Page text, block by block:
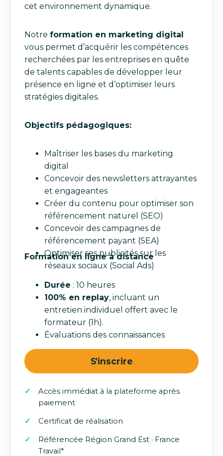
cet environnement dynamique.
Notre formation en marketing digital
vous permet d’acquérir les compétences
recherchées par les entreprises en quête
de talents capables de développer leur
présence en ligne et d’optimiser leurs
stratégies digitales.
Objectifs pédagogiques:
Maîtriser les bases du marketing
digital
Concevoir des newsletters attrayantes
et engageantes
Créer du contenu pour optimiser son
référencement naturel (SEO)
Concevoir des campagnes de
référencement payant (SEA)
Optimiser ses publicités sur les
réseaux sociaux (Social Ads)
Formation en ligne à distance
Durée : 10 heures
100% en replay, incluant un
entretien individuel offert avec le
formateur (1h).
Évaluations des connaissances
quantité
de
en
marketing
digital
découvrez
S'inscrire
Accès immédiat à la plateforme après
paiement
Certificat de réalisation
Référencée Région Grand Est · France
Travail*